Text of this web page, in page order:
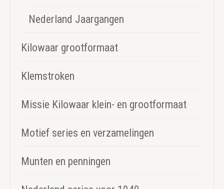
Nederland Jaargangen
Kilowaar grootformaat
Klemstroken
Missie Kilowaar klein- en grootformaat
Motief series en verzamelingen
Munten en penningen